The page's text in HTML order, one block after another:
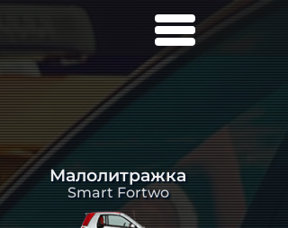
Малолитражка
Smart Fortwo